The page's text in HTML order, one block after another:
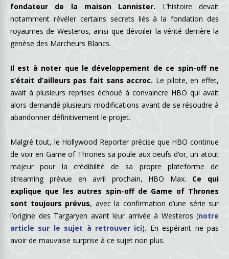
fondateur de la maison Lannister. L’histoire devait
notamment révéler certains secrets liés à la fondation des
royaumes de Westeros, ainsi que dévoiler la vérité derrière la
genèse des Marcheurs Blancs.
Il est à noter que le développement de ce spin-off ne
s’était d’ailleurs pas fait sans accroc. Le pilote, en effet,
avait à plusieurs reprises échoué à convaincre HBO qui avait
alors demandé plusieurs modifications avant de se résoudre à
abandonner définitivement le projet.
Malgré tout, le Hollywood Reporter précise que HBO continue
de voir en Game of Thrones sa poule aux oeufs d’or, un atout
majeur pour la crédibilité de sa propre plateforme de
streaming prévue en avril prochain, HBO Max. Ce qui
explique que les autres spin-off de Game of Thrones
sont toujours prévus, avec la confirmation d’une série sur
l’origine des Targaryen avant leur arrivée à Westeros (notre
article sur le sujet à retrouver ici). En espérant ne pas
avoir de mauvaise surprise à ce sujet non plus.